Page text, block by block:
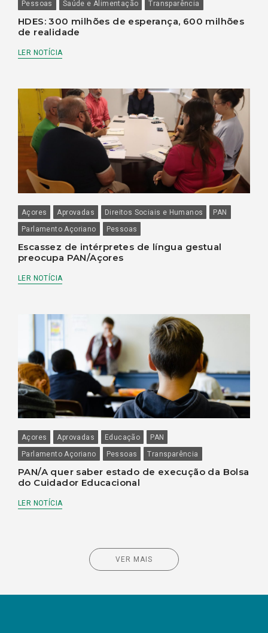
Pessoas Saúde e Alimentação Transparência
HDES: 300 milhões de esperança, 600 milhões
de realidade
LER NOTÍCIA
Açores Aprovadas Direitos Sociais e Humanos
PAN
Parlamento Açoriano
Pessoas
Escassez de intérpretes de língua gestual
preocupa PAN/Açores
LER NOTÍCIA
Açores Aprovadas Educação
PAN
Parlamento Açoriano
Pessoas Transparência
PAN/A quer saber estado de execução da Bolsa
do Cuidador Educacional
LER NOTÍCIA
VER MAIS